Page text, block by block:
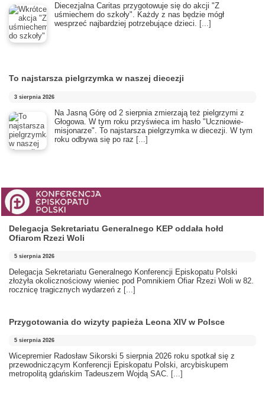
Diecezjalna Caritas przygotowuje się do akcji "Z
uśmiechem do szkoły". Każdy z nas będzie mógł
wesprzeć najbardziej potrzebujące dzieci.
[...]
To najstarsza pielgrzymka w naszej diecezji
3 sierpnia 2026
​Na Jasną Górę od 2 sierpnia zmierzają też pielgrzymi z
Głogowa. W tym roku przyświeca im hasło "Uczniowie-
misjonarze". To najstarsza pielgrzymka w diecezji. W tym
roku odbywa się po raz [...]
Delegacja Sekretariatu Generalnego KEP oddała hołd
Ofiarom Rzezi Woli
5 sierpnia 2026
Delegacja Sekretariatu Generalnego Konferencji Episkopatu Polski
złożyła okolicznościowy wieniec pod Pomnikiem Ofiar Rzezi Woli w 82.
rocznicę tragicznych wydarzeń z [...]
Przygotowania do wizyty papieża Leona XIV w Polsce
5 sierpnia 2026
Wicepremier Radosław Sikorski 5 sierpnia 2026 roku spotkał się z
przewodniczącym Konferencji Episkopatu Polski, arcybiskupem
metropolitą gdańskim Tadeuszem Wojdą SAC.
[...]